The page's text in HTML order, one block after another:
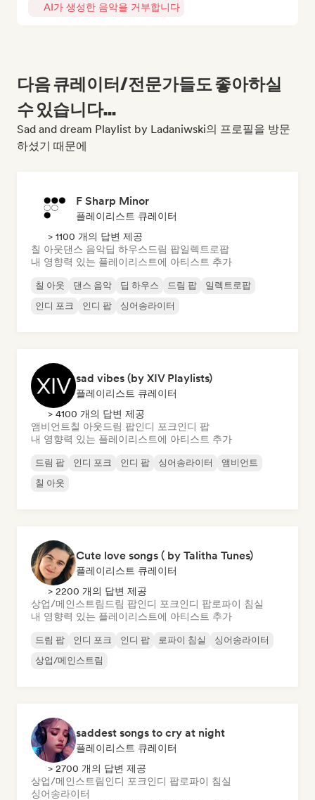
AI가 생성한 음악을 거부합니다
다음 큐레이터/전문가들도 좋아하실
수 있습니다...
Sad and dream Playlist by Ladaniwski의 프로필을 방문
하셨기 때문에
F Sharp Minor
플레이리스트 큐레이터
> 1100 개의 답변 제공
칠 아웃댄스 음악딥 하우스드림 팝일렉트로팝
내 영향력 있는 플레이리스트에 아티스트 추가
칠 아웃 댄스 음악 딥 하우스 드림 팝
일렉트로팝
인디 포크
인디 팝 싱어송라이터
sad vibes (by XIV Playlists)
플레이리스트 큐레이터
> 4100 개의 답변 제공
앰비언트칠 아웃드림 팝인디 포크인디 팝
내 영향력 있는 플레이리스트에 아티스트 추가
드림 팝 인디 포크 인디 팝 싱어송라이터
앰비언트
칠 아웃
Cute love songs ( by Talitha Tunes)
플레이리스트 큐레이터
> 2200 개의 답변 제공
상업/메인스트림 드림 팝인디 포크인디 팝로파이 침실
내 영향력 있는 플레이리스트에 아티스트 추가
드림 팝 인디 포크 인디 팝 로파이 침실
싱어송라이터
상업/메인스트림
saddest songs to cry at night
플레이리스트 큐레이터
> 2700 개의 답변 제공
상업/메인스트림인디 포크인디 팝로파이 침실
싱어송라이터